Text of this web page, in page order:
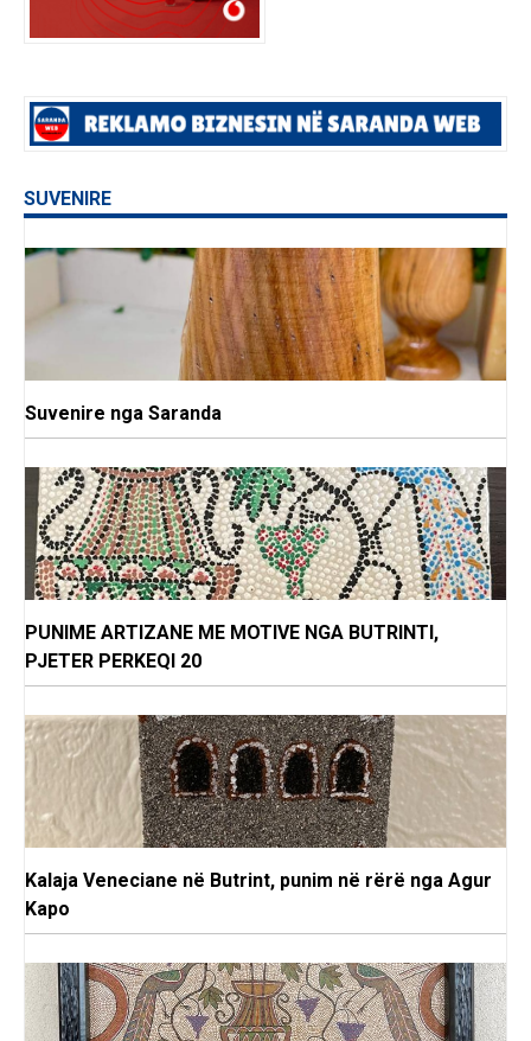
SUVENIRE
Suvenire nga Saranda
PUNIME ARTIZANE ME MOTIVE NGA BUTRINTI,
PJETER PERKEQI 20
Kalaja Veneciane në Butrint, punim në rërë nga Agur
Kapo